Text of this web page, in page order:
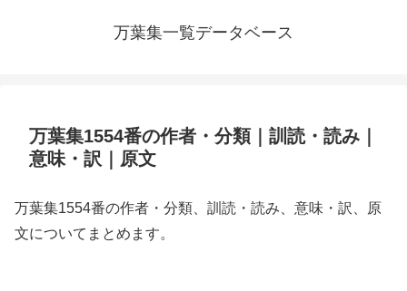
万葉集一覧データベース
万葉集1554番の作者・分類｜訓読・読み｜
意味・訳｜原文
万葉集1554番の作者・分類、訓読・読み、意味・訳、原
文についてまとめます。